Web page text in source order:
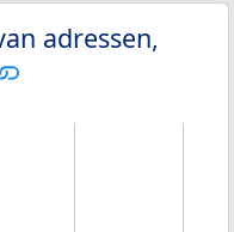
adressen,